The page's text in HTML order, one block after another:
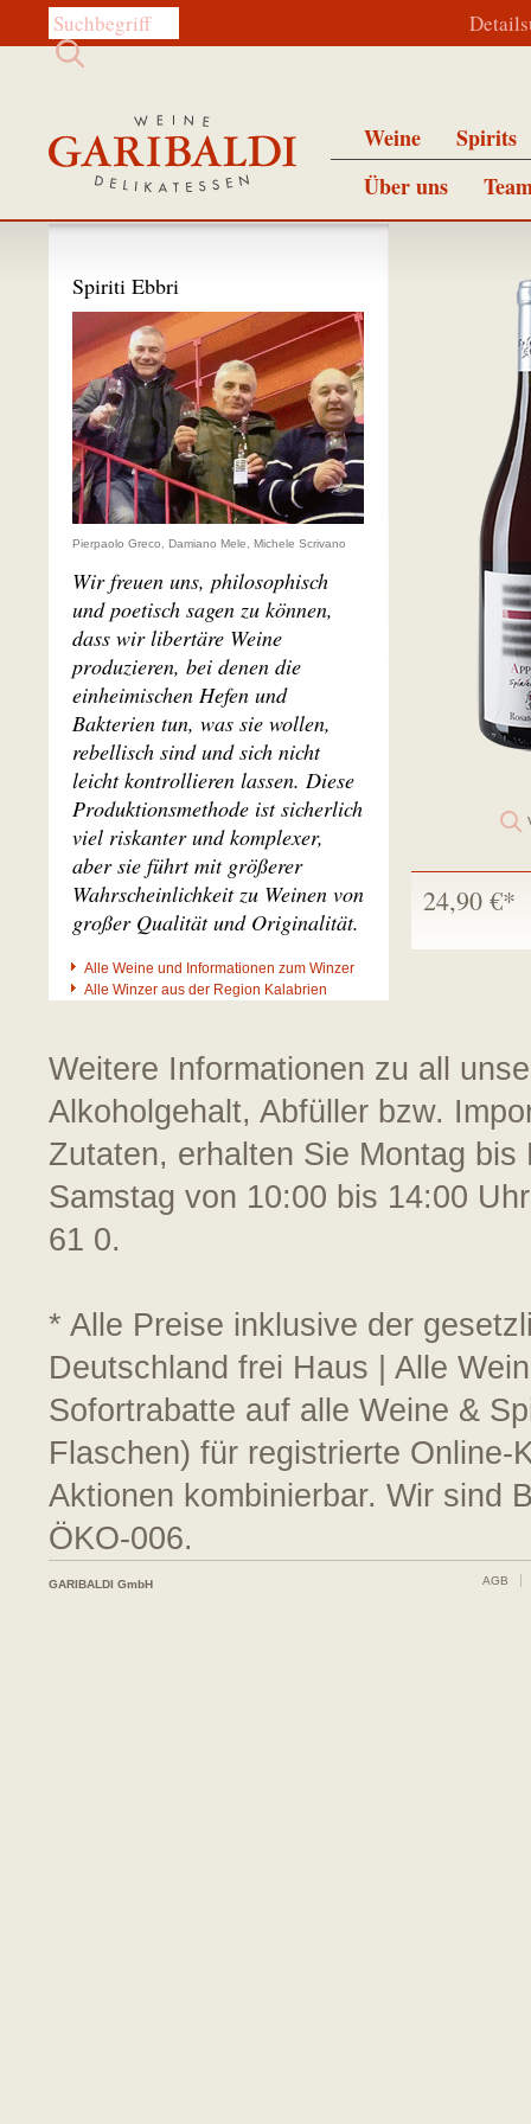
Diese Website durchsuchen:
Weine
Spirits
Über uns
24,90 €*
Spiriti Ebbri
Pierpaolo Greco, Damiano Mele, Michele Scrivano
Wir freuen uns, philosophisch
und poetisch sagen zu können,
dass wir libertäre Weine
produzieren, bei denen die
einheimischen Hefen und
Bakterien tun, was sie wollen,
rebellisch sind und sich nicht
leicht kontrollieren lassen. Diese
Produktionsmethode ist sicherlich
viel riskanter und komplexer,
aber sie führt mit größerer
Wahrscheinlichkeit zu Weinen von
großer Qualität und Originalität.
Alle Weine und Informationen zum Winzer
Alle Winzer aus der Region Kalabrien
Weitere Informationen zu all
Alkoholgehalt, Abfüller bzw.
Zutaten, erhalten Sie Montag
Samstag von 10:00 bis 14:00
61 0.
* Alle Preise inklusive der
Deutschland frei Haus | Alle
Sofortrabatte auf alle Weine &
Flaschen) für registrierte
Aktionen kombinierbar. Wir sind
ÖKO-006.
GARIBALDI GmbH AGB